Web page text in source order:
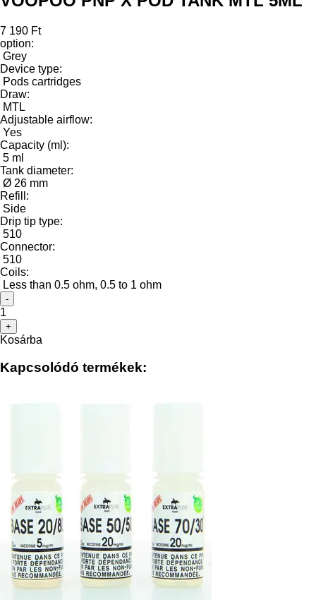
7 190 Ft
option:
Grey
Device type:
Pods cartridges
Draw:
MTL
Adjustable airflow:
Yes
Capacity (ml):
5 ml
Tank diameter:
Ø 26 mm
Refill:
Side
Drip tip type:
510
Connector:
510
Coils:
Less than 0.5 ohm, 0.5 to 1 ohm
-
1
+
Kosárba
Kapcsolódó termékek: